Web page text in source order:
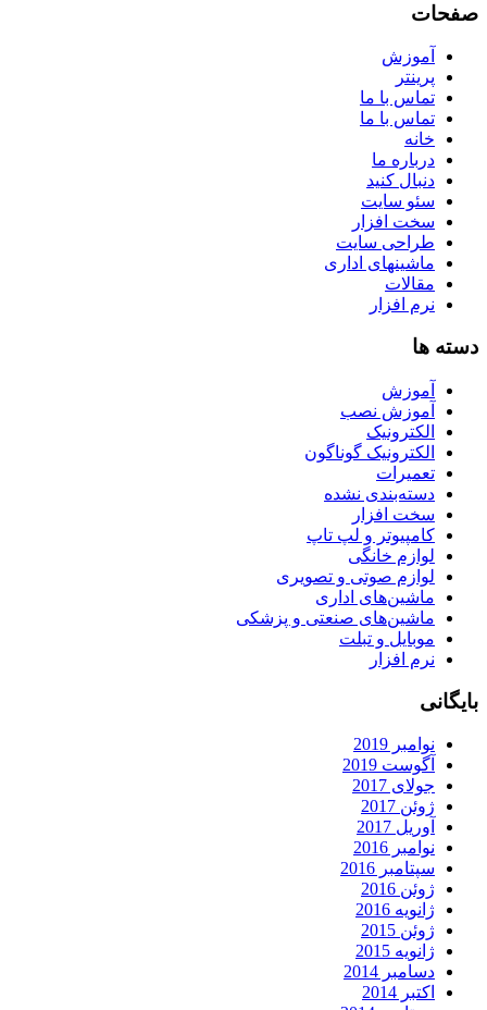
صفحات
آموزش
پرینتر
تماس با ما
تماس با ما
خانه
درباره ما
دنبال کنید
سئو سایت
سخت افزار
طراحی سایت
ماشینهای اداری
مقالات
نرم افزار
دسته ها
آموزش
آموزش نصب
الکترونیک
الکترونیک گوناگون
تعمیرات
دسته‌بندی نشده
سخت افزار
کامپیوتر و لپ تاپ
لوازم خانگی
لوازم صوتی و تصویری
ماشین‌های اداری
ماشین‌های صنعتی و پزشکی
موبایل و تبلت
نرم افزار
بایگانی
نوامبر 2019
آگوست 2019
جولای 2017
ژوئن 2017
آوریل 2017
نوامبر 2016
سپتامبر 2016
ژوئن 2016
ژانویه 2016
ژوئن 2015
ژانویه 2015
دسامبر 2014
اکتبر 2014